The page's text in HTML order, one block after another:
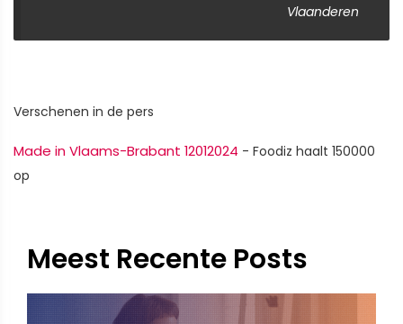
Vlaanderen
Verschenen in de pers
Made in Vlaams-Brabant 12012024 - Foodiz haalt 150000
op
Meest Recente Posts